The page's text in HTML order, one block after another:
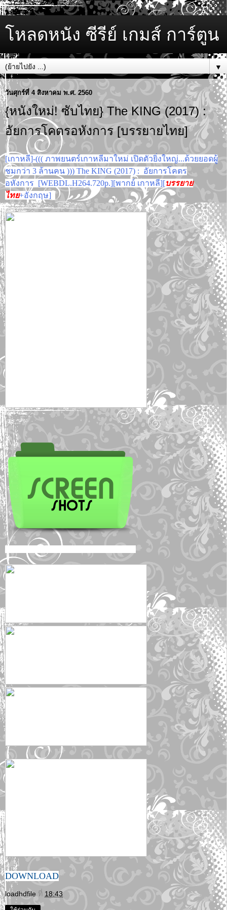
โหลดหนัง ซีรีย์ เกมส์ การ์ตูน
▼
วันศุกร์ที่ 4 สิงหาคม พ.ศ. 2560
{หนังใหม่! ซับไทย} The KING (2017) :
อัยการโคตรอหังการ [บรรยายไทย]
[เกาหลี]-((( ภาพยนตร์เกาหลีมาใหม่ เปิดตัวยิ่งใหญ่...ด้วยยอดผู้
ชมกว่า 3 ล้านคน ))) The KING (2017) : อัยการโคตร
อหังการ [WEBDL.H264.720p.][พากย์ เกาหลี][บรรยาย
ไทย+อังกฤษ]
DOWNLOAD
loadhdfile ที่ 18:43